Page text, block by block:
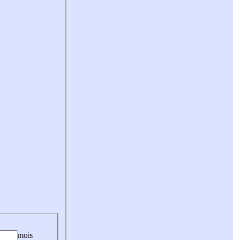
mois